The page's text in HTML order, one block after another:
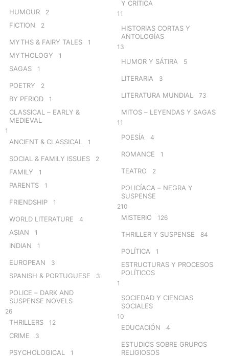
HUMOUR 2
FICTION 2
MYTHS & FAIRY TALES 1
MYTHOLOGY 1
SAGAS 1
POETRY 2
BY PERIOD 1
CLASSICAL – EARLY &
MEDIEVAL
1
ANCIENT & CLASSICAL 1
SOCIAL & FAMILY ISSUES 2
FAMILY 1
PARENTS 1
FRIENDSHIP 1
WORLD LITERATURE 4
ASIAN 1
INDIAN 1
EUROPEAN 3
SPANISH & PORTUGUESE 3
POLICE – DARK AND
SUSPENSE NOVELS
26
THRILLERS 12
CRIME 3
PSYCHOLOGICAL 1
Y CRÍTICA
11
HISTORIAS CORTAS Y
ANTOLOGÍAS
13
HUMOR Y SÁTIRA 5
LITERARIA 3
LITERATURA MUNDIAL 73
MITOS – LEYENDAS Y SAGAS
11
POESÍA 4
ROMANCE 1
TEATRO 2
POLICÍACA – NEGRA Y
SUSPENSE
210
MISTERIO 126
THRILLER Y SUSPENSE 84
POLÍTICA 1
ESTRUCTURAS Y PROCESOS
POLÍTICOS
1
SOCIEDAD Y CIENCIAS
SOCIALES
10
EDUCACIÓN 4
ESTUDIOS SOBRE GRUPOS
RELIGIOSOS